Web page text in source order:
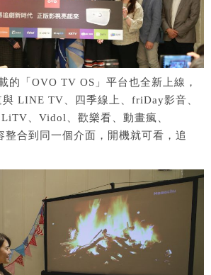
的「OVO TV OS」平台也全新上線，
LINE TV、四季線上、friDay影音、
、Vidol、歡樂看、動畫瘋、
整合到同一個介面，開機就可看，追